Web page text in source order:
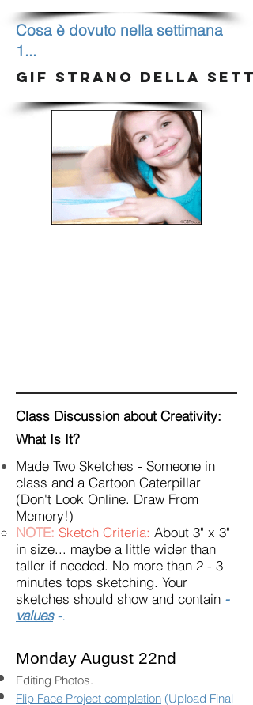
Cosa è dovuto nella settimana
1...
GIF STRANO DELLA
Class Discussion about Creativity:
What Is It?
Made Two Sketches - Someone in
class and a Cartoon Caterpillar
(Don't Look Online. Draw From
Memory!)
NOTE: Sketch Criteria: About 3" x 3"
in size... maybe a little wider than
taller if needed. No more than 2 - 3
minutes tops sketching. Your
sketches should show and contain -
values -.
Monday August 22nd
Editing Photos.
Flip Face Project completion (Upload Final